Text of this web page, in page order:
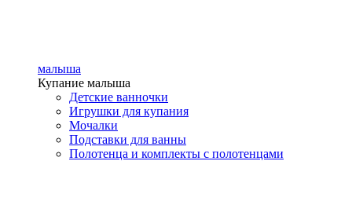
малыша
Купание малыша
Детские ванночки
Игрушки для купания
Мочалки
Подставки для ванны
Полотенца и комплекты с полотенцами